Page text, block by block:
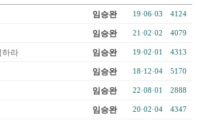
임승완 19·06·03 4124
임승완 21·02·02 4079
하라 임승완 19·02·01 4313
임승완 18·12·04 5170
임승완 22·08·01 2888
임승완 20·02·04 4347